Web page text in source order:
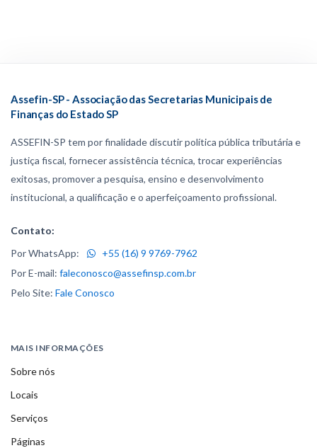
Assefin-SP - Associação das Secretarias Municipais de
Finanças do Estado SP
ASSEFIN-SP tem por finalidade discutir política pública tributária e
justiça fiscal, fornecer assistência técnica, trocar experiências
exitosas, promover a pesquisa, ensino e desenvolvimento
institucional, a qualificação e o aperfeiçoamento profissional.
Contato:
Por WhatsApp:
+55 (16) 9 9769-7962
Por E-mail: faleconosco@assefinsp.com.br
Pelo Site: Fale Conosco
MAIS INFORMAÇÕES
Sobre nós
Locais
Serviços
Páginas